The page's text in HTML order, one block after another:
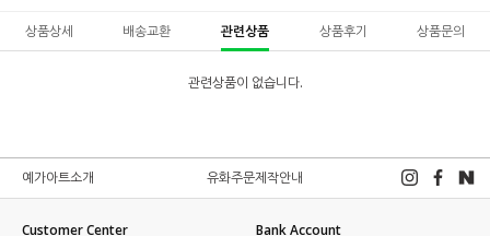
상품상세 배송교환 관련상품 상품후기 상품문의
관련상품이 없습니다.
예가아트소개 유화주문제작안내
Customer Center Bank Account